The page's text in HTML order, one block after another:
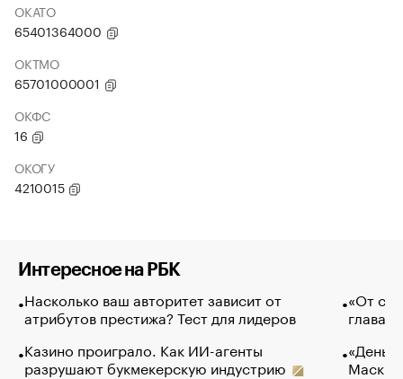
ОКАТО
65401364000
ОКТМО
65701000001
ОКФС
16
ОКОГУ
4210015
Интересное на РБК
Насколько ваш авторитет зависит от
атрибутов престижа? Тест для лидеров
Казино проиграло. Как ИИ-агенты
разрушают букмекерскую индустрию
«От
глава
Маск в